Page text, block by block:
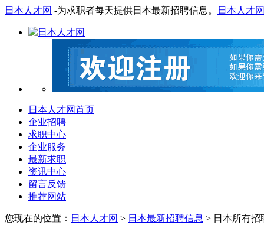
日本人才网 -为求职者每天提供日本最新招聘信息。 日本人才网
日本人才网首页
企业招聘
求职中心
企业服务
最新求职
资讯中心
留言反馈
推荐网站
您现在的位置： 日本人才网 > 日本最新招聘信息 > 日本所有招